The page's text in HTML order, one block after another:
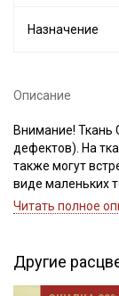
Назначение
Описание
Внимание! Ткань
дефектов). На
также могут
виде маленьких
другого цвета,
Штапель - это
и шелковистый,
Читать полное
Другие